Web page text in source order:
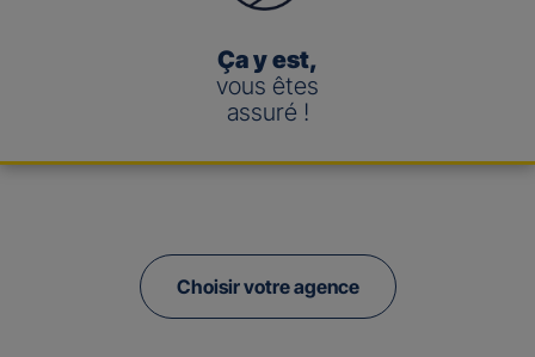
Ça y est,
vous êtes
assuré !
Choisir votre agence